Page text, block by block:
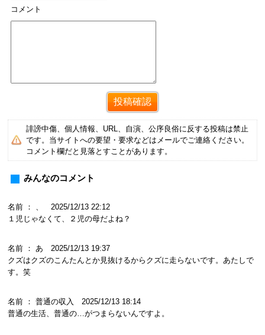
コメント
誹謗中傷、個人情報、URL、自演、公序良俗に反する投稿は禁止
です。当サイトへの要望・要求などはメールでご連絡ください。
コメント欄だと見落とすことがあります。
みんなのコメント
名前 ： 、 2025/12/13 22:12
１児じゃなくて、２児の母だよね？
名前 ： あ 2025/12/13 19:37
クズはクズのこんたんとか見抜けるからクズに走らないです。あたしで
す。笑
名前 ： 普通の収入 2025/12/13 18:14
普通の生活、普通の…がつまらないんですよ。